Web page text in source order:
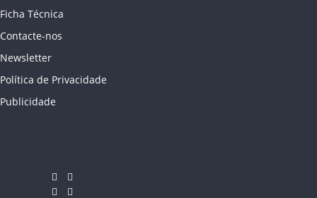
Ficha Técnica
Contacte-nos
Newsletter
Política de Privacidade
Publicidade